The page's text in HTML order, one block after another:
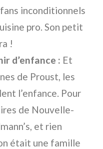
inconditionnels
pro. Son petit
!
d’enfance : Et
de Proust, les
l’enfance. Pour
de Nouvelle-
et rien
était une famille